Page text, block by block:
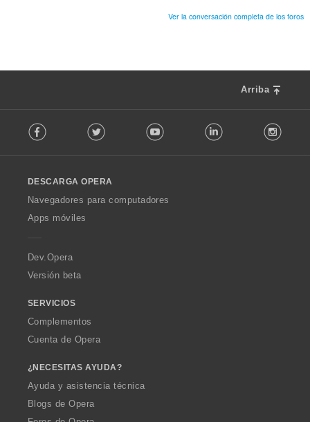
Ver la conversación completa de los foros
Arriba
o
w
O
p
a
Facebook Twitter Youtube LinkedIn
DESCARGA OPERA
Navegadores para computadores
Apps móviles
Dev.Opera
Versión beta
SERVICIOS
Complementos
Cuenta de Opera
¿NECESITAS AYUDA?
Ayuda y asistencia técnica
Blogs de Opera